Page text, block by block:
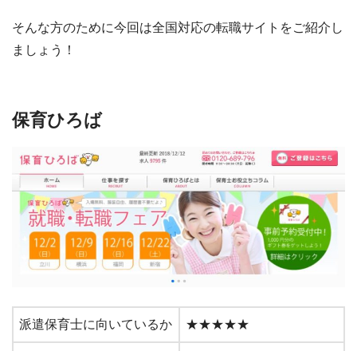
そんな方のために今回は全国対応の転職サイトをご紹介し
ましょう！
保育ひろば
派遣保育士に向いているか ★★★★★